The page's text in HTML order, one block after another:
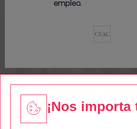
empleo.
¡Nos